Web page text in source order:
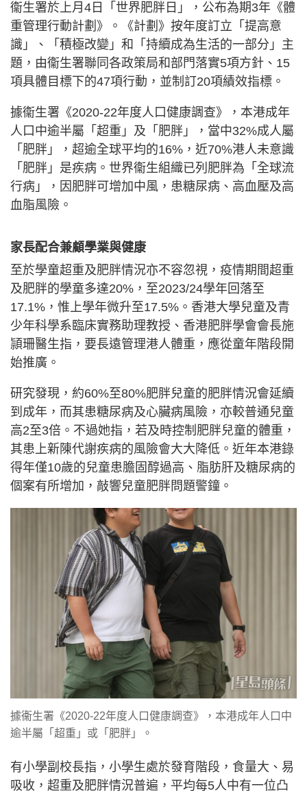
衞生署於上月4日「世界肥胖日」，公布為期3年《體
重管理行動計劃》。《計劃》按年度訂立「提高意
識」、「積極改變」和「持續成為生活的一部分」主
題，由衞生署聯同各政策局和部門落實5項方針、15
項具體目標下的47項行動，並制訂20項績效指標。
據衞生署《2020-22年度人口健康調查》，本港成年
人口中逾半屬「超重」及「肥胖」，當中32%成人屬
「肥胖」，超逾全球平均的16%，近70%港人未意識
「肥胖」是疾病。世界衞生組織已列肥胖為「全球流
行病」，因肥胖可增加中風，患糖尿病、高血壓及高
血脂風險。
家長配合兼顧學業與健康
至於學童超重及肥胖情況亦不容忽視，疫情期間超重
及肥胖的學童多達20%，至2023/24學年回落至
17.1%，惟上學年微升至17.5%。香港大學兒童及青
少年科學系臨床實務助理教授、香港肥胖學會會長施
頴珊醫生指，要長遠管理港人體重，應從童年階段開
始推廣。
研究發現，約60%至80%肥胖兒童的肥胖情況會延續
到成年，而其患糖尿病及心臟病風險，亦較普通兒童
高2至3倍。不過她指，若及時控制肥胖兒童的體重，
其患上新陳代謝疾病的風險會大大降低。近年本港錄
得年僅10歲的兒童患膽固醇過高、脂肪肝及糖尿病的
個案有所增加，敲響兒童肥胖問題警鐘。
據衞生署《2020-22年度人口健康調查》，本港成年人口中
逾半屬「超重」或「肥胖」。
有小學副校長指，小學生處於發育階段，食量大、易
吸收，超重及肥胖情況普遍，平均每5人中有一位凸